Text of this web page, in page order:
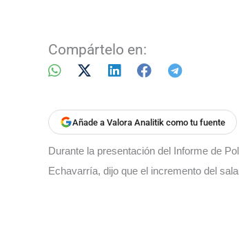
Compártelo en:
Añade a Valora Analitik como tu fuente
Durante la presentación del Informe de
Echavarría, dijo que el incremento del